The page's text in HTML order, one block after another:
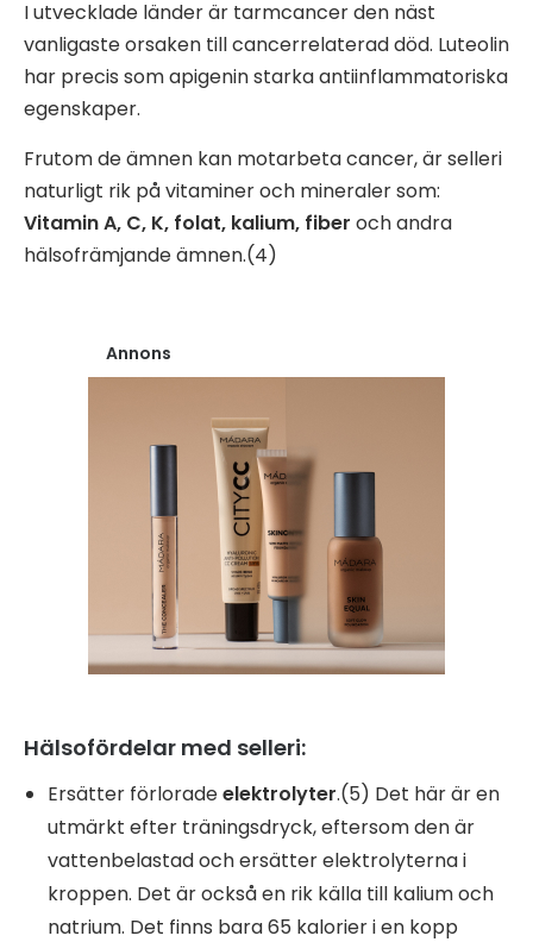
I utvecklade länder är tarmcancer den näst
vanligaste orsaken till cancerrelaterad död. Luteolin
har precis som apigenin starka antiinflammatoriska
egenskaper.
Frutom de ämnen kan motarbeta cancer,är selleri
naturligt rik på vitaminer och mineraler som:
Vitamin A, C, K, folat, kalium, fiber och andra
hälsofrämjande ämnen.(4)
Annons
Hälsofördelar med selleri:
Ersätter förloradeelektrolyter.(5) Det här är en
utmärkt efter träningsdryck, eftersom den är
vattenbelastad och ersätter elektrolyterna i
kroppen. Det är också en rik källa till kalium och
natrium. Det finns bara 65 kalorier i en kopp